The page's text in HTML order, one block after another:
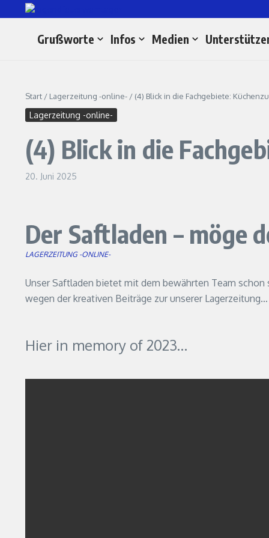
Zum Inhalt springen
Grußworte Infos Medien
Start / Lagerzeitung -online- / (4) Blick in die Fachgebiete:
Lagerzeitung -online-
(4) Blick in die
20. Juni 2025
Der Saftladen – möge
LAGERZEITUNG -ONLINE-
Unser Saftladen bietet mit dem bewährten Team
wegen der kreativen Beiträge zur unserer Lagerzeitung…
Hier in memory of 2023…